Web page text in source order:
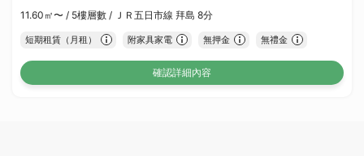
11.60㎡〜 / 5樓層數 / ＪＲ五日市線 拜島 8分
短期租賃（月租） 附家具家電 無押金 無禮金
確認詳細內容